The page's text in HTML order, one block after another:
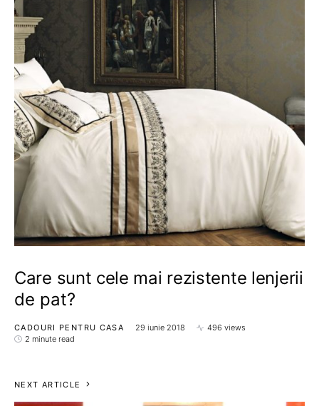
Care sunt cele mai rezistente lenjerii
de pat?
CADOURI PENTRU CASA 29 iunie 2018
496 views
2 minute read
NEXT ARTICLE